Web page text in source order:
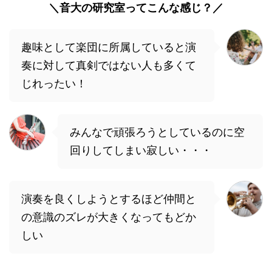
＼音大の研究室ってこんな感じ？／
趣味として楽団に所属していると演
奏に対して真剣ではない人も多くて
じれったい！
みんなで頑張ろうとしているのに空
回りしてしまい寂しい・・・
演奏を良くしようとするほど仲間と
の意識のズレが大きくなってもどか
しい